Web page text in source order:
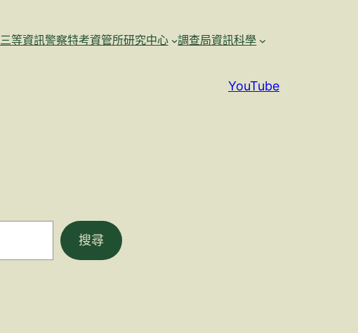
三等資訊警察特考資管所研究中心
調查局資訊科學
YouTube
搜尋